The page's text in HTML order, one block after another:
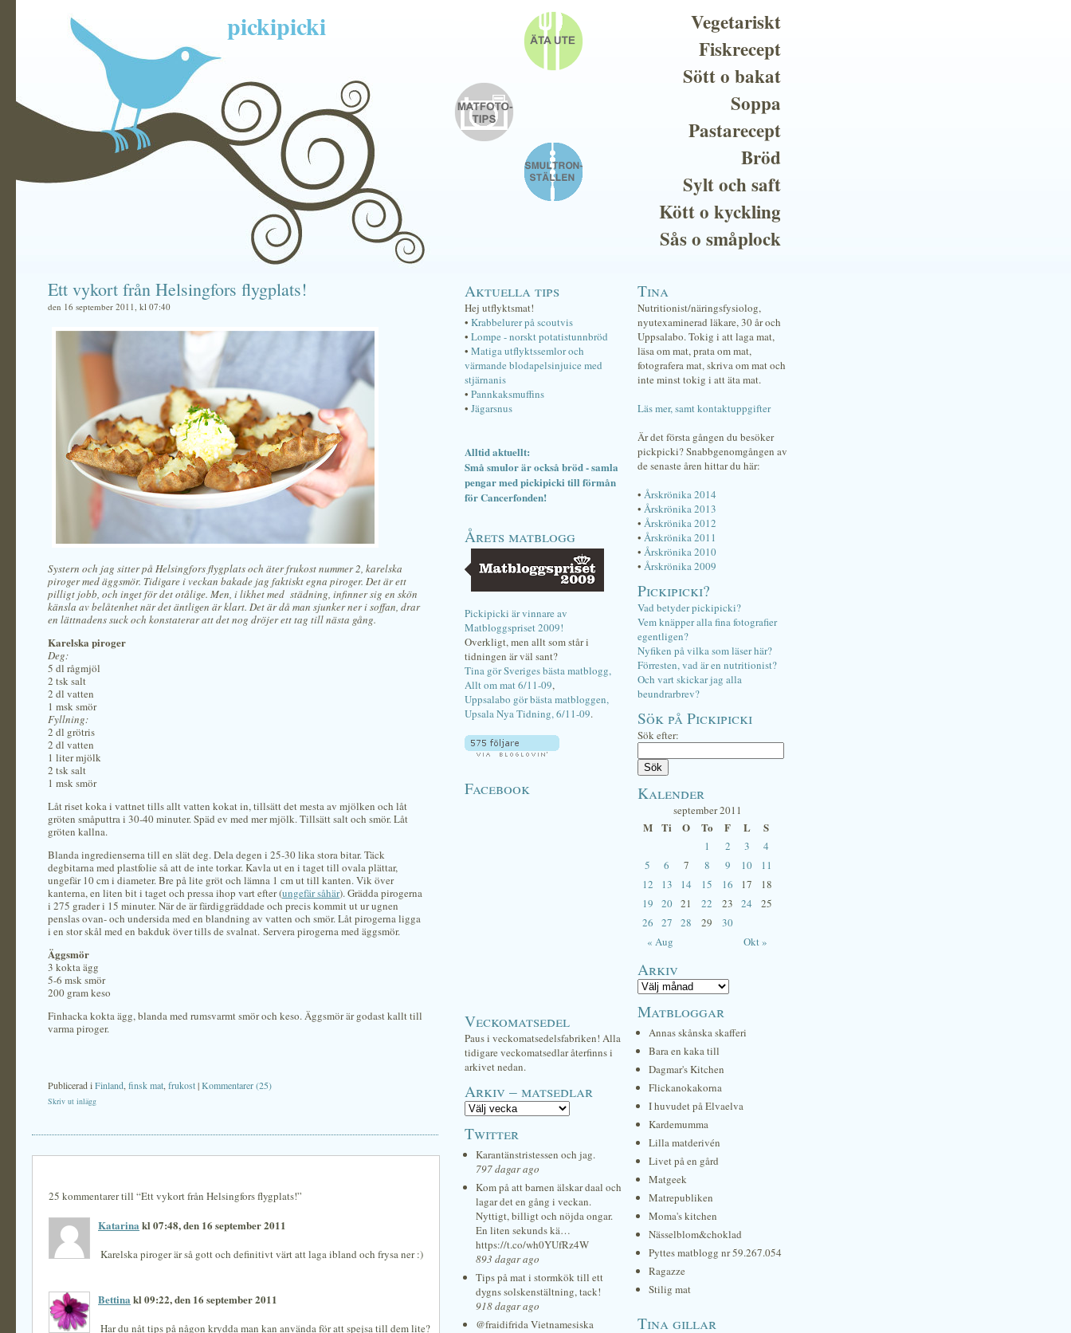
pickipicki
Vegetariskt
Fiskrecept
Sött o bakat
Soppa
Pastarecept
Bröd
Sylt och saft
Kött o kyckling
Sås o småplock
Ett vykort från Helsingfors flygplats!
den 16 september 2011, kl 07:40
Systern och jag sitter på Helsingfors flygplats och äter frukost nummer 2, karelska
piroger med äggsmör. Tidigare i veckan bakade jag faktiskt egna piroger. Det är ett
pilligt jobb, och inget för det otålige. Men, i likhet med städning, infinner sig en skön
känsla av belåtenhet när det äntligen är klart. Det är då man sjunker ner i soffan, drar
en lättnadens suck och konstaterar att det nog dröjer ett tag till nästa gång.
Karelska piroger
Deg:
5 dl rågmjöl
2 tsk salt
2 dl vatten
1 msk smör
Fyllning:
2 dl grötris
2 dl vatten
1 liter mjölk
2 tsk salt
1 msk smör
Låt riset koka i vattnet tills allt vatten kokat in, tillsätt det mesta av mjölken och låt
gröten småputtra i 30-40 minuter. Späd ev med mer mjölk. Tillsätt salt och smör. Låt
gröten kallna.
Blanda ingredienserna till en slät deg. Dela degen i 25-30 lika stora bitar. Täck
degbitarna med plastfolie så att de inte torkar. Kavla ut en i taget till ovala plättar,
ungefär 10 cm i diameter. Bre på lite gröt och lämna 1 cm ut till kanten. Vik över
kanterna, en liten bit i taget och pressa ihop vart efter (ungefär såhär). Grädda pirogerna
i 275 grader i 15 minuter. När de är färdiggräddade och precis kommit ut ur ugnen
penslas ovan- och undersida med en blandning av vatten och smör. Låt pirogerna ligga
i en stor skål med en bakduk över tills de svalnat. Servera pirogerna med äggsmör.
Äggsmör
3 kokta ägg
5-6 msk smör
200 gram keso
Finhacka kokta ägg, blanda med rumsvarmt smör och keso. Äggsmör är godast kallt till
varma piroger.
Publicerad iFinland finsk mat frukost|Kommentarer (25)
Skriv ut inlägg
25 kommentarer till “Ett vykort från Helsingfors flygplats!”
Katarina kl 07:48, den 16 september 2011
Karelska piroger är så gott och definitivt värt att laga ibland och frysa ner :)
Bettina kl 09:22, den 16 september 2011
Har du nåt tips på någon krydda man kan använda för att spejsa till dem lite?
Aktuella tips
Hej utflyktsmat!
• Krabbelurer på scoutvis
• Lompe - norskt potatistunnbröd
• Matiga utflyktssemlor och
värmande blodapelsinjuice med
stjärnanis
• Pannkaksmuffins
• Jägarsnus
Alltid aktuellt:
Små smulor är också bröd - samla
pengar med pickipicki till förmån
för Cancerfonden!
Årets matblogg
Pickipicki är vinnare av
Matbloggspriset 2009!
Overkligt, men allt som står i
tidningen är väl sant?
Tina gör Sveriges bästa matblogg,
Allt om mat 6/11-09,
Uppsalabo gör bästa matbloggen,
Upsala Nya Tidning, 6/11-09.
Facebook
Veckomatsedel
Paus i veckomatsedelsfabriken! Alla
tidigare veckomatsedlar återfinns i
arkivet nedan.
Arkiv – matsedlar
Twitter
Karantänstristessen och jag.
797 dagar ago
Kom på att barnen älskar daal och
lagar det en gång i veckan.
Nyttigt, billigt och nöjda ongar.
En liten sekunds kä…
https://t.co/wh0YUfRz4W
893 dagar ago
Tips på mat i stormkök till ett
dygns solskenstältning, tack!
918 dagar ago
@fraidifrida Vietnamesiska
Tina
Nutritionist/näringsfysiolog,
nyutexaminerad läkare, 30 år och
Uppsalabo. Tokig i att laga mat,
läsa om mat, prata om mat,
fotografera mat, skriva om mat och
inte minst tokig i att äta mat.
Läs mer, samt kontaktuppgifter
Är det första gången du besöker
pickpicki? Snabbgenomgången av
de senaste åren hittar du här:
• Årskrönika 2014
• Årskrönika 2013
• Årskrönika 2012
• Årskrönika 2011
• Årskrönika 2010
• Årskrönika 2009
Pickipicki?
Vad betyder pickipicki?
Vem knäpper alla fina fotografier
egentligen?
Nyfiken på vilka som läser här?
Förresten, vad är en nutritionist?
Och vart skickar jag alla
beundrarbrev?
Sök på Pickipicki
Sök efter:
Kalender
september 2011
M Ti O To F L S
« Aug Okt »
1 2 3
4
5
6 7 8 9 10
11
12
13 14 15 16 17
18
19
20 21 22 23 24
25
26
27 28 29 30
Arkiv
Matbloggar
Annas skånska skafferi
Bara en kaka till
Dagmar's Kitchen
Flickanokakorna
I huvudet på Elvaelva
Kardemumma
Lilla matderivén
Livet på en gård
Matgeek
Matrepubliken
Moma's kitchen
Nässelblom&choklad
Pyttes matblogg nr 59.267.054
Ragazze
Stilig mat
Tina gillar